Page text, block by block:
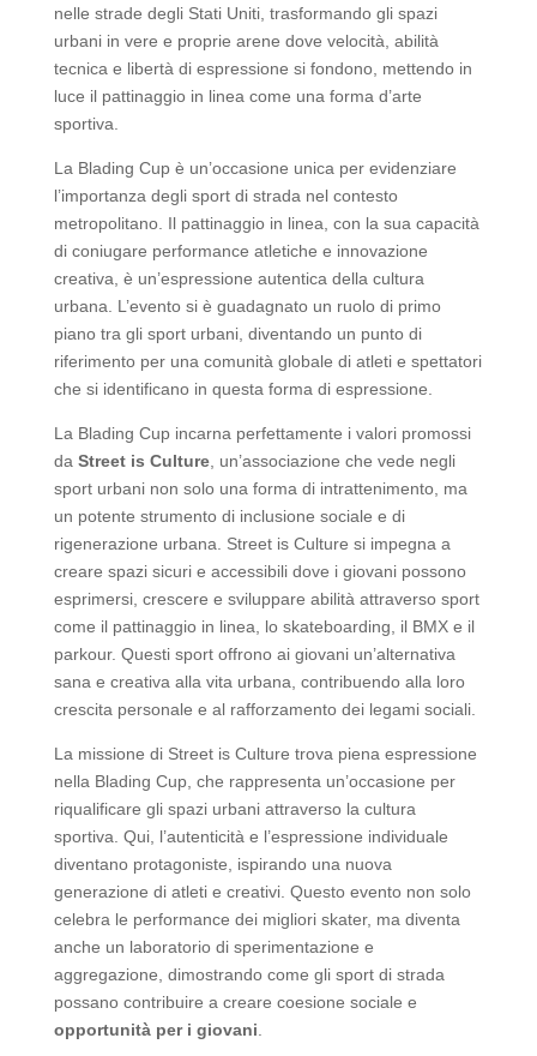
nelle strade degli Stati Uniti, trasformando gli spazi
urbani in vere e proprie arene dove velocità, abilità
tecnica e libertà di espressione si fondono, mettendo in
luce il pattinaggio in linea come una forma d’arte
sportiva.
La Blading Cup è un’occasione unica per evidenziare
l’importanza degli sport di strada nel contesto
metropolitano. Il pattinaggio in linea, con la sua capacità
di coniugare performance atletiche e innovazione
creativa, è un’espressione autentica della cultura
urbana. L’evento si è guadagnato un ruolo di primo
piano tra gli sport urbani, diventando un punto di
riferimento per una comunità globale di atleti e spettatori
che si identificano in questa forma di espressione.
La Blading Cup incarna perfettamente i valori promossi
da Street is Culture, un’associazione che vede negli
sport urbani non solo una forma di intrattenimento, ma
un potente strumento di inclusione sociale e di
rigenerazione urbana. Street is Culture si impegna a
creare spazi sicuri e accessibili dove i giovani possono
esprimersi, crescere e sviluppare abilità attraverso sport
come il pattinaggio in linea, lo skateboarding, il BMX e il
parkour. Questi sport offrono ai giovani un’alternativa
sana e creativa alla vita urbana, contribuendo alla loro
crescita personale e al rafforzamento dei legami sociali.
La missione di Street is Culture trova piena espressione
nella Blading Cup, che rappresenta un’occasione per
riqualificare gli spazi urbani attraverso la cultura
sportiva. Qui, l’autenticità e l’espressione individuale
diventano protagoniste, ispirando una nuova
generazione di atleti e creativi. Questo evento non solo
celebra le performance dei migliori skater, ma diventa
anche un laboratorio di sperimentazione e
aggregazione, dimostrando come gli sport di strada
possano contribuire a creare coesione sociale e
opportunità per i giovani